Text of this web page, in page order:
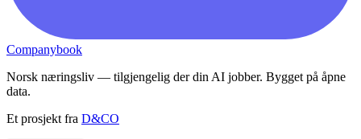
Companybook
Norsk næringsliv — tilgjengelig der din AI jobber. Bygget på åpne
data.
Et prosjekt fra D&CO